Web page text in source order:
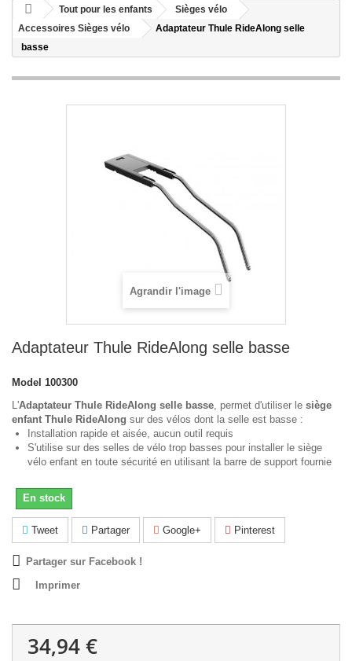
Tout pour les enfants
Sièges vélo
Accessoires Sièges vélo
Adaptateur Thule RideAlong selle
basse
Agrandir l'image
Adaptateur Thule RideAlong selle basse
Model 100300
L'Adaptateur Thule RideAlong selle basse, permet d'utiliser le siège
enfant Thule RideAlong sur des vélos dont la selle est basse :
Installation rapide et aisée, aucun outil requis
S'utilise sur des selles de vélo trop basses pour installer le siège
vélo enfant en toute sécurité en utilisant la barre de support fournie
En stock
Tweet Partager Google+ Pinterest
Partager sur Facebook !
Imprimer
34,94 €